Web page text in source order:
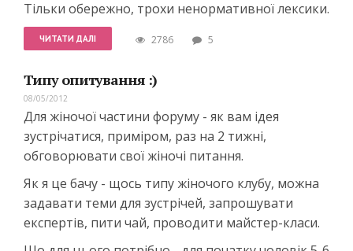
Тільки обережно, трохи ненормативної лексики.
ЧИТАТИ ДАЛІ 2786 5
Типу опитування :)
08/05/2012
Для жіночої частини форуму - як вам ідея
зустрічатися, приміром, раз на 2 тижні,
обговорювати свої жіночі питання.
Як я це бачу - щось типу жіночого клубу, можна
задавати теми для зустрічей, запрошувати
експертів, пити чай, проводити майстер-класи.